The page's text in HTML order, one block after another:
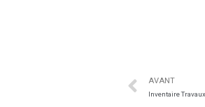
AVANT
Inventaire Travaux